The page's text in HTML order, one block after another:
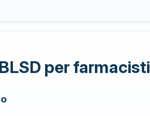
per farmacisti